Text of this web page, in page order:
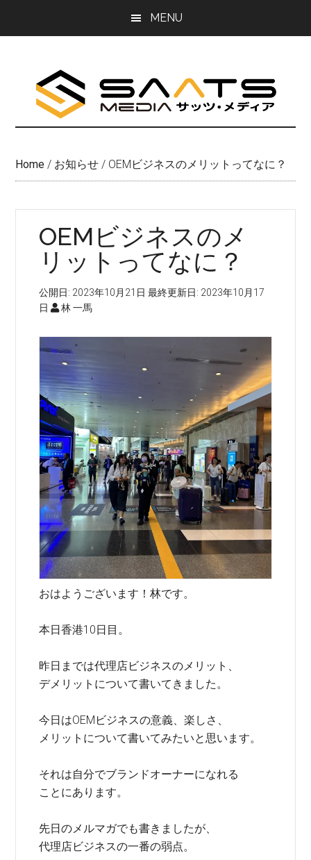
MENU
Home / お知らせ / OEMビジネスのメリットってなに？
OEMビジネスのメ
リットってなに？
公開日: 2023年10月21日 最終更新日: 2023年10月17
日
林 一馬
おはようございます！林です。
本日香港10日目。
昨日までは代理店ビジネスのメリット、
デメリットについて書いてきました。
今日はOEMビジネスの意義、楽しさ、
メリットについて書いてみたいと思います。
それは自分でブランドオーナーになれる
ことにあります。
先日のメルマガでも書きましたが、
代理店ビジネスの一番の弱点。